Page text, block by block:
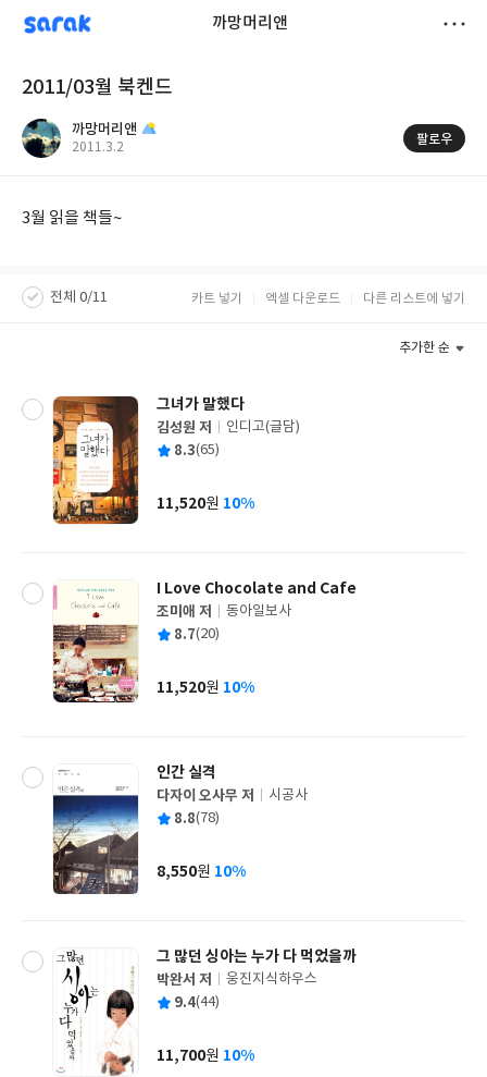
sarak 까망머리앤
2011/03월 북켄드
까망머리앤
작
2011.3.2
팔로우
3월 읽을 책들~
전체 0/11 카트 넣기 엑셀 다운로드 다른 리스트에 넣기
추가한 순
그녀가 말했다
글
쓴
김성원 저
출
사
인디고(글담)
평 8.3(65)
가
11,520원 10%
I Love Chocolate and Cafe
글
쓴
조미애 저
출
사
동아일보사
평 8.7(20)
가
11,520원 10%
인간 실격
글
쓴
다자이 오사무 저
출
사
시공사
평 8.8(78)
가
8,550원 10%
그 많던 싱아는 누가 다 먹었을까
글
쓴
박완서 저
출
사
웅진지식하우스
평 9.4(44)
가
11,700원 10%